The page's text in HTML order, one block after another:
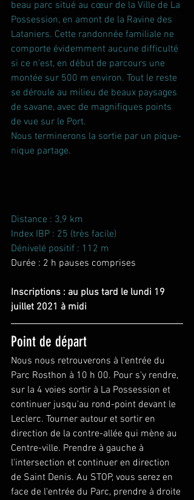
beau parc situé au cœur de la Ville de La
Possession, en amont de la Ravine des
Lataniers. Cette randonnée familiale ne
comporte évidemment aucune difficulté
si ce n'est, en début de parcours une
montée sur 500 m environ. Tout le reste
se déroule au milieu de beaux paysages
de savane, avec de magnifiques points
de vue sur le Port.
Nous terminerons la sortie par un pique-
nique partage.
Distance : 3,9 km
Index IBP : 25 (très facile)
Dénivelé positif : 112 m
Durée : 2 h pauses comprises
Inscriptions : au plus tard le lundi 19
juillet 2021 à midi
Point de départ
Nous nous retrouverons à l'entrée du
Parc Rosthon à 10 h 00. Pour s'y rendre,
sur la 4 voies sortir à La Possession et
continuer jusqu'au rond-point devant le
Leclerc. Tourner autour et sortir en
direction de la contre-allée qui mène au
Centre-ville. Prendre à gauche à
l'intersection et continuer en direction
de Saint Denis. Au STOP, vous serez en
face de l'entrée du Parc, prendre à droite